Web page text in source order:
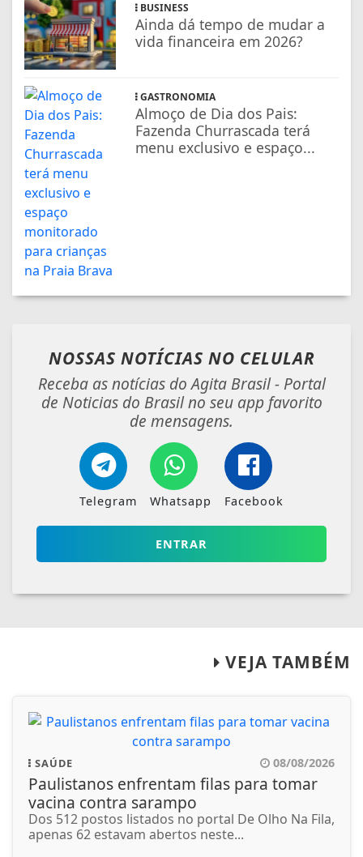
BUSINESS
Ainda dá tempo de mudar a
vida financeira em 2026?
GASTRONOMIA
Almoço de Dia dos Pais:
Fazenda Churrascada terá
menu exclusivo e espaço...
NOSSAS NOTÍCIAS NO CELULAR
Receba as notícias do Agita Brasil - Portal
de Noticias do Brasil no seu app favorito
de mensagens.
Telegram Whatsapp Facebook
ENTRAR
VEJA TAMBÉM
SAÚDE 08/08/2026
Paulistanos enfrentam filas para tomar
vacina contra sarampo
Dos 512 postos listados no portal De Olho Na Fila,
apenas 62 estavam abertos neste...